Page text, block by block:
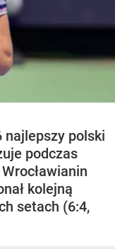
najlepszy polski
podczas
kolejną
setach (6:4,